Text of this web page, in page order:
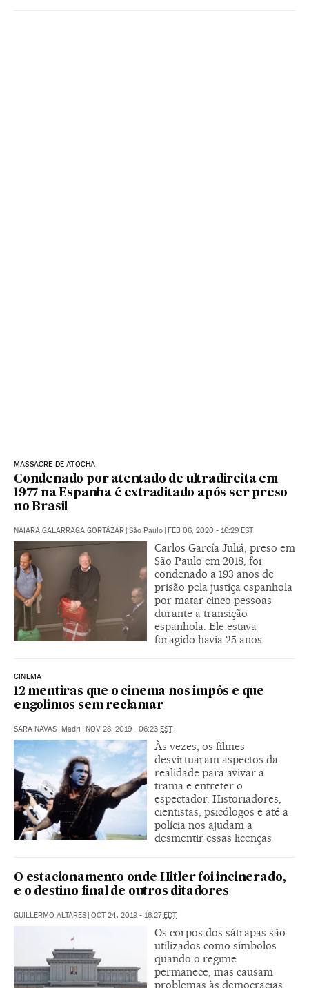
MASSACRE DE ATOCHA
Condenado por atentado de ultradireita em
1977 na Espanha é extraditado após ser preso
no Brasil
NAIARA GALARRAGA GORTÁZAR | São Paulo | FEB 06, 2020 - 16:29 EST
Carlos García Juliá, preso em
São Paulo em 2018, foi
condenado a 193 anos de
prisão pela justiça espanhola
por matar cinco pessoas
durante a transição
espanhola. Ele estava
foragido havia 25 anos
CINEMA
12 mentiras que o cinema nos impôs e que
engolimos sem reclamar
SARA NAVAS | Madri | NOV 28, 2019 - 06:23 EST
Às vezes, os filmes
desvirtuaram aspectos da
realidade para avivar a
trama e entreter o
espectador. Historiadores,
cientistas, psicólogos e até a
polícia nos ajudam a
desmentir essas licenças
O estacionamento onde Hitler foi incinerado,
e o destino final de outros ditadores
GUILLERMO ALTARES | OCT 24, 2019 - 16:27EDT
Os corpos dos sátrapas são
utilizados como símbolos
quando o regime
permanece, mas causam
problemas às democracias